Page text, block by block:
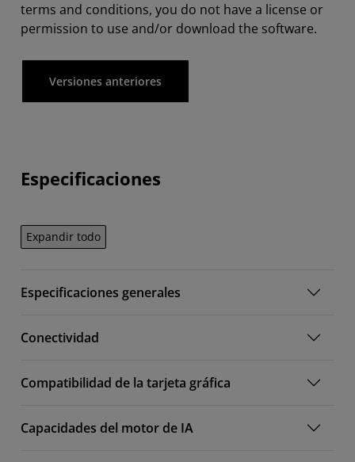
terms and conditions, you do not have a license or
permission to use and/or download the software.
Versiones anteriores
Especificaciones
Expandir todo
Especificaciones generales
Conectividad
Compatibilidad de la tarjeta gráfica
Capacidades del motor de IA